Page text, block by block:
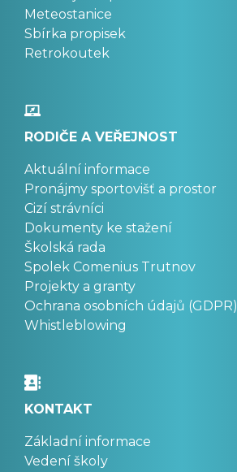
Meteostanice
Sbírka propisek
Retrokoutek
RODIČE A VEŘEJNOST
Aktuální informace
Pronájmy sportovišť a prostor
Cizí strávníci
Dokumenty ke stažení
Školská rada
Spolek Comenius Trutnov
Projekty a granty
Ochrana osobních údajů (GDPR)
Whistleblowing
KONTAKT
Základní informace
Vedení školy